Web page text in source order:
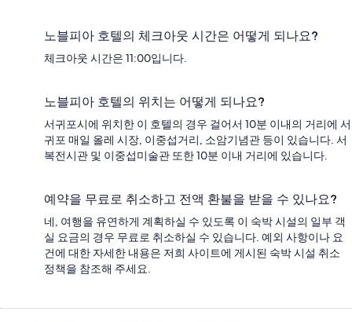
노블피아 호텔의 체크아웃 시간은 어떻게 되나요?
체크아웃 시간은 11:00입니다.
노블피아 호텔의 위치는 어떻게 되나요?
서귀포시에 위치한 이 호텔의 경우 걸어서 10분 이내의 거리에 서
귀포 매일 올레 시장, 이중섭거리, 소암기념관 등이 있습니다. 서
복전시관 및 이중섭미술관 또한 10분 이내 거리에 있습니다.
예약을 무료로 취소하고 전액 환불을 받을 수 있나요?
네, 여행을 유연하게 계획하실 수 있도록 이 숙박 시설의 일부 객
실 요금의 경우 무료로 취소하실 수 있습니다. 예외 사항이나 요
건에 대한 자세한 내용은 저희 사이트에 게시된 숙박 시설 취소
정책을 참조해 주세요.